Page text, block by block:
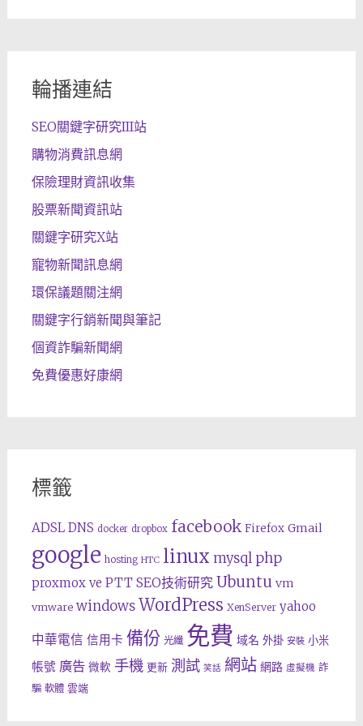
輪播連結
SEO關鍵字研究III站
購物消費訊息網
保險理財資訊收集
股票新聞資訊站
關鍵字研究X站
寵物新聞訊息網
環保議題關注網
關鍵字行銷新聞與筆記
個資詐騙新聞網
免費優惠好康網
標籤
ADSL DNS docker dropbox facebook Firefox Gmail
google hosting HTC linux mysql php
proxmox ve PTT SEO技術研究 Ubuntu vm
vmware windows WordPress XenServer yahoo
中華電信 信用卡 備份 光纖 免費 域名 外掛 安裝 小米
帳號 廣告 微軟 手機 更新 測試 笑話 網站 網路 虛擬機 詐
騙 軟體 雲端